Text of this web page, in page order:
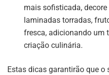
mais sofisticada,
laminadas torradas,
fresca, adicionando um
criação culinária.
Estas dicas garantirão que